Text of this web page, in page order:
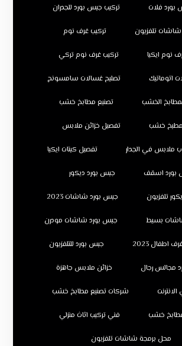
بورد فلات تركيب جبس بورد للجدران
شاشات تلفزيون تركيب غرف نوم
نوم ايكيا تركيب غرف نوم تركي
اتوماتيك تصليح غسالات سامسونج
الخشب تصنيع مطابخ خشب
مطبخ خشب تفصيل خزائن ملابس
ملابس في الجدار تفصيل كبتات ايكيا
بورد اسقف جبس بورد ديكور
تلفزيون جبس بورد شاشات 2023
بسيط جبس بورد شاشات مودرن
اطفال 2023 جبس بورد للتلفزيون
مجالس رجال خزائن ملابس جاهزة
شركات تصنيع مطابخ خشب
خشب فني تركيب اثاث منزلي
محل برمجة شاشات تلفزيون